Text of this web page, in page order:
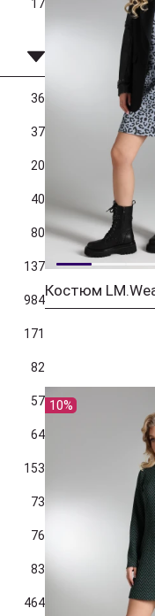
17
36
37
20
40
80
137
984
171
82
57
64
153
73
76
83
464
10%